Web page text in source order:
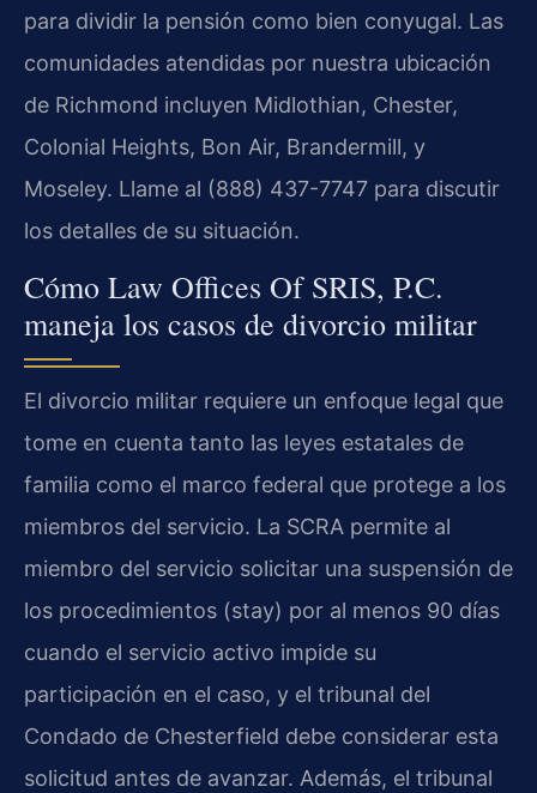
para dividir la pensión como bien conyugal. Las
comunidades atendidas por nuestra ubicación
de Richmond incluyen Midlothian, Chester,
Colonial Heights, Bon Air, Brandermill, y
Moseley. Llame al (888) 437-7747 para discutir
los detalles de su situación.
Cómo Law Offices Of SRIS, P.C.
maneja los casos de divorcio militar
El divorcio militar requiere un enfoque legal que
tome en cuenta tanto las leyes estatales de
familia como el marco federal que protege a los
miembros del servicio. La SCRA permite al
miembro del servicio solicitar una suspensión de
los procedimientos (stay) por al menos 90 días
cuando el servicio activo impide su
participación en el caso, y el tribunal del
Condado de Chesterfield debe considerar esta
solicitud antes de avanzar. Además, el tribunal